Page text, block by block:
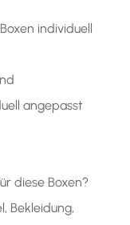
individuell
angepasst
diese Boxen?
Bekleidung,